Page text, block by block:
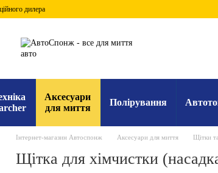
дилера
Аксесуари
для миття
Полірування
Інтернет-магазин Автоспонж Аксесуари для миття Щітки
Щітка для хімчистки